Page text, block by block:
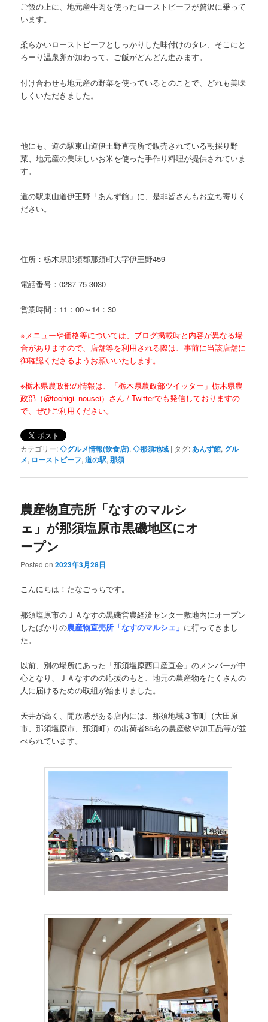
ご飯の上に、地元産牛肉を使ったローストビーフが贅沢に乗って
います。
柔らかいローストビーフとしっかりした味付けのタレ、そこにと
ろーり温泉卵が加わって、ご飯がどんどん進みます。
付け合わせも地元産の野菜を使っているとのことで、どれも美味
しくいただきました。
他にも、道の駅東山道伊王野直売所で販売されている朝採り野
菜、地元産の美味しいお米を使った手作り料理が提供されていま
す。
道の駅東山道伊王野「あんず館」に、是非皆さんもお立ち寄りく
ださい。
住所：栃木県那須郡那須町大字伊王野459
電話番号：0287-75-3030
営業時間：11：00～14：30
※メニューや価格等については、ブログ掲載時と内容が異なる場
合がありますので、店舗等を利用される際は、事前に当該店舗に
御確認くださるようお願いいたします。
※栃木県農政部の情報は、「栃木県農政部ツイッター」栃木県農
政部（@tochigi_nousei）さん / Twitterでも発信しておりますの
で、ぜひご利用ください。
カテゴリー:◇グルメ情報(飲食店),◇那須地域 | タグ:あんず館, グル
メ, ローストビーフ,道の駅,那須
農産物直売所「なすのマルシ
ェ」が那須塩原市黒磯地区にオ
ープン
Posted on2023年3月28日
こんにちは！たなごっちです。
那須塩原市のＪＡなすの黒磯営農経済センター敷地内にオープン
したばかりの農産物直売所「なすのマルシェ」 に行ってきまし
た。
以前、別の場所にあった「那須塩原西口産直会」のメンバーが中
心となり、ＪＡなすのの応援のもと、地元の農産物をたくさんの
人に届けるための取組が始まりました。
天井が高く、開放感がある店内には、那須地域３市町（大田原
市、那須塩原市、那須町）の出荷者85名の農産物や加工品等が並
べられています。